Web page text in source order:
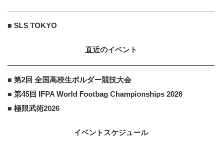
■ SLS TOKYO
直近のイベント
■ 第2回 全国高校生ボルダー競技大会
■ 第45回 IFPA World Footbag Championships 2026
■ 極限武術2026
イベントスケジュール